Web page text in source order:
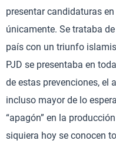
presentar candidaturas
únicamente. Se trataba
país con un triunfo
PJD se presentaba en
de estas prevenciones, el
incluso mayor de lo
“apagón” en la
siquiera hoy se conocen